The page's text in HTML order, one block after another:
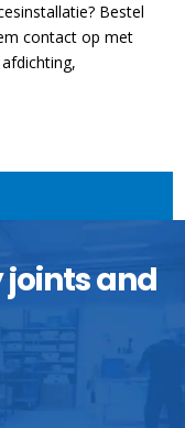
Bestel
contact op met
and